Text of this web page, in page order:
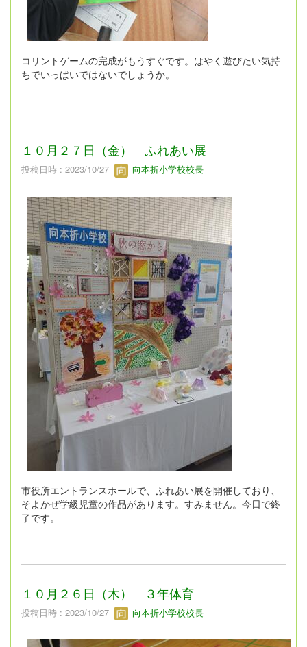
コリントゲームの完成がもうすぐです。はやく遊びたい気持
ちでいっぱいではないでしょうか。
１０月２７日（金） ふれあい展
投稿日時 : 2023/10/27 向本折小学校校長
市役所エントランスホールで、ふれあい展を開催しており、
そよかぜ学級児童の作品があります。すみません。今日で終
了です。
１０月２６日（木） ３年体育
投稿日時 : 2023/10/27 向本折小学校校長